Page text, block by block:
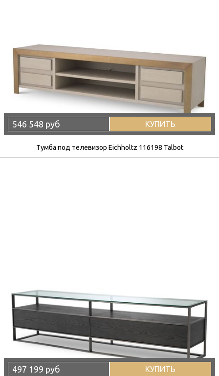
546 548 руб КУПИТЬ
Тумба под телевизор Eichholtz 116198 Talbot
497 199 руб КУПИТЬ